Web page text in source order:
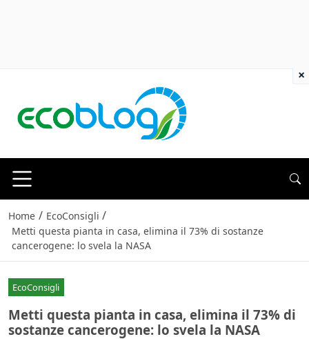
Home / EcoConsigli /
Metti questa pianta in casa, elimina il 73% di sostanze
cancerogene: lo svela la NASA
EcoConsigli
Metti questa pianta in casa, elimina il 73% di
sostanze cancerogene: lo svela la NASA
×